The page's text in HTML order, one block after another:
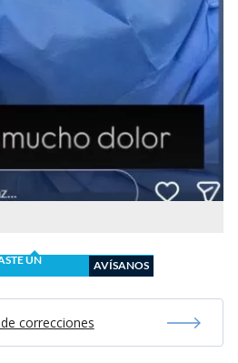
UN
AVÍSANOS
correcciones